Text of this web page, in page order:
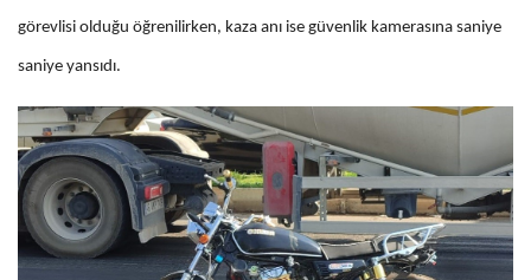
görevlisi olduğu öğrenilirken, kaza anı ise güvenlik kamerasına saniye
saniye yansıdı.